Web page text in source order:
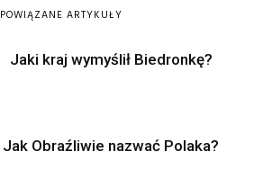
POWIĄZANE ARTYKUŁY
Jaki kraj wymyślił Biedronkę?
Jak Obraźliwie nazwać Polaka?